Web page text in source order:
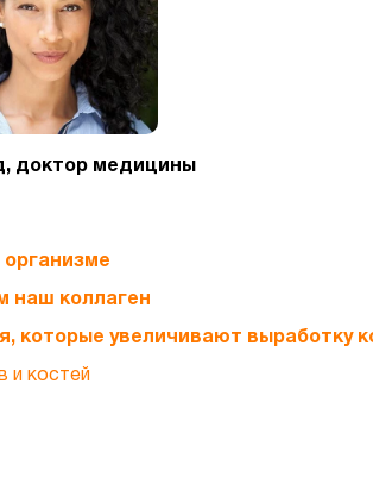
доктор медицины
организме
наш коллаген
которые увеличивают выработку
и костей